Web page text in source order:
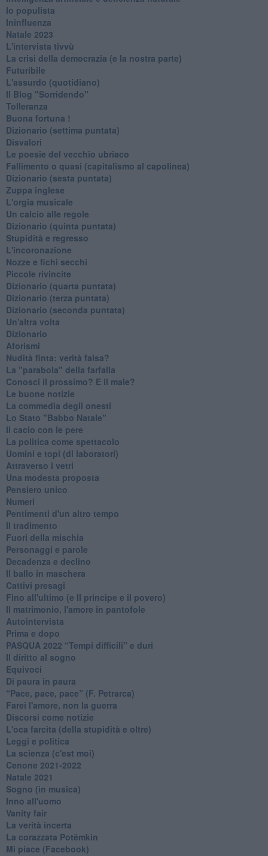
Io populista
Ininfluenza
Natale 2023
L'intervista tivvù
La crisi della democrazia (e la nostra parte)
Futuribile
L'assurdo (quotidiano)
Il Blog "Sorridendo"
Tolleranza
Buona fortuna !
​Dizionario (settima puntata)
Disvalori
Le poesie del vecchio ubriaco
Fallimento o quasi (capitalismo al capolinea)
Dizionario (sesta puntata)
Zuppa inglese
L'orgia musicale
Un calcio alle regole
Dizionario (quinta puntata)
Stupidità e regresso
L'incoronazione
Nozze e fichi secchi
Piccole rivincite
​Dizionario (quarta puntata)
​Dizionario (terza puntata)
​Dizionario (seconda puntata)
Un'altra volta
Dizionario
Aforismi
Nudità finta: verità falsa?
La "parabola" della farfalla
Conosci il prossimo? E il male?
Le buone notizie
La commedia degli onesti
Lo Stato "Babbo Natale"
Il cacio con le pere
La politica come spettacolo
Uomini e topi (di laboratori)
Attraverso i vetri
Una modesta proposta
Pensiero unico
Numeri
Pentimenti d'un altro tempo
Il tradimento
Fuori della mischia
Personaggi e parole
Decadenza e declino
Il ballo in maschera
Cattivi presagi
Fino all'ultimo (e Il principe e il povero)
Il matrimonio, l'amore in pantofole
Autointervista
Prima e dopo
​PASQUA 2022 “Tempi difficili” e duri
Il diritto al sogno
Equivoci
Di paura in paura
​“Pace, pace, pace” (F. Petrarca)
Farei l'amore, non la guerra
Discorsi come notizie
L'oca farcita (della stupidità e oltre)
Leggi e politica
La scienza (c'est moi)
Cenone 2021-2022
Natale 2021
Sogno (in musica)
Inno all'uomo
Vanity fair
La verità incerta
La corazzata Potëmkin
Mi piace (Facebook)